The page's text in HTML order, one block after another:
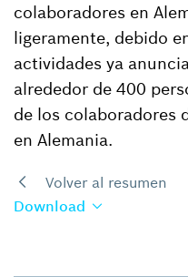
colaboradores en
ligeramente, debido
actividades ya
alrededor de 400
de los colaboradores
en Alemania.
Volver al resumen
Download